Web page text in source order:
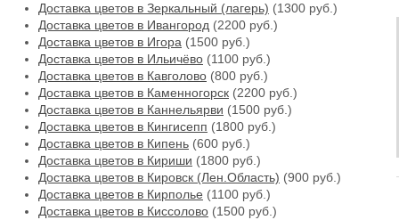
Доставка цветов в Зеркальный (лагерь) (1300 руб.)
Доставка цветов в Ивангород (2200 руб.)
Доставка цветов в Игора (1500 руб.)
Доставка цветов в Ильичёво (1100 руб.)
Доставка цветов в Кавголово (800 руб.)
Доставка цветов в Каменногорск (2200 руб.)
Доставка цветов в Каннельярви (1500 руб.)
Доставка цветов в Кингисепп (1800 руб.)
Доставка цветов в Кипень (600 руб.)
Доставка цветов в Кириши (1800 руб.)
Доставка цветов в Кировск (Лен.Область) (900 руб.)
Доставка цветов в Кирполье (1100 руб.)
Доставка цветов в Киссолово (1500 руб.)